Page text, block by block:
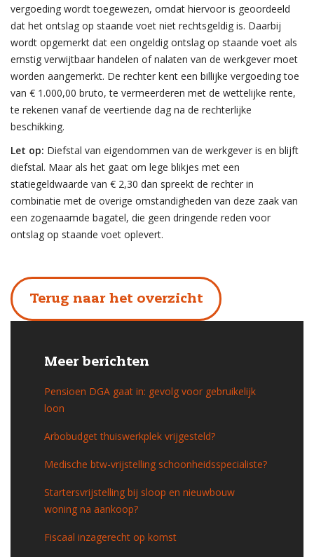
vergoeding wordt toegewezen, omdat hiervoor is geoordeeld
dat het ontslag op staande voet niet rechtsgeldig is. Daarbij
wordt opgemerkt dat een ongeldig ontslag op staande voet als
ernstig verwijtbaar handelen of nalaten van de werkgever moet
worden aangemerkt. De rechter kent een billijke vergoeding toe
van € 1.000,00 bruto, te vermeerderen met de wettelijke rente,
te rekenen vanaf de veertiende dag na de rechterlijke
beschikking.
Let op: Diefstal van eigendommen van de werkgever is en blijft
diefstal. Maar als het gaat om lege blikjes met een
statiegeldwaarde van € 2,30 dan spreekt de rechter in
combinatie met de overige omstandigheden van deze zaak van
een zogenaamde bagatel, die geen dringende reden voor
ontslag op staande voet oplevert.
Terug naar het overzicht
Meer berichten
Pensioen DGA gaat in: gevolg voor gebruikelijk
loon
Arbobudget thuiswerkplek vrijgesteld?
Medische btw-vrijstelling schoonheidsspecialiste?
Startersvrijstelling bij sloop en nieuwbouw
woning na aankoop?
Fiscaal inzagerecht op komst